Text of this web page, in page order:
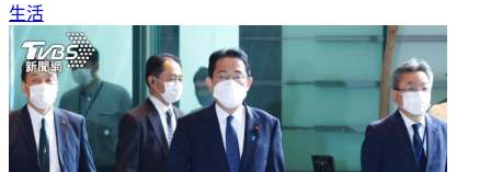
生活